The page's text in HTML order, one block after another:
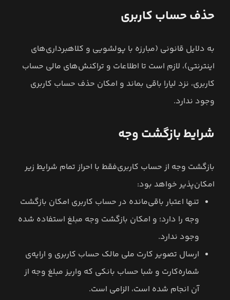
حذف حساب کاربری
به دلایل قانونی (مبارزه با پولشویی و کلاهبرداری‌های
اینترنتی)، لازم است تا اطلاعات و تراکنش‌های مالی حساب
کاربری، نزد لیارا باقی بماند و امکان حذف حساب کاربری
وجود ندارد.
شرایط بازگشت وجه
بازگشت وجه از حساب کاربری‌فقط با احراز تمام شرایط زیر
امکان‌پذیر خواهد بود:
تنها اعتبار باقی‌مانده در حساب کاربری امکان بازگشت
وجه را دارد؛ و امکان بازگشت وجه مبلغ استفاده شده
وجود ندارد.
ارسال تصویر کارت ملی مالک حساب کاربری و ارایه‌ی
شماره‌کارت و شبا حساب بانکی که واریز مبلغ وجه از
آن انجام شده است، الزامی است.